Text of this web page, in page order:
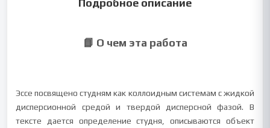
Подробное описание
📘 О чем эта работа
Эссе посвящено студням как коллоидным системам с жидкой
дисперсионной средой и твердой дисперсной фазой. В
тексте дается определение студня, описываются объект